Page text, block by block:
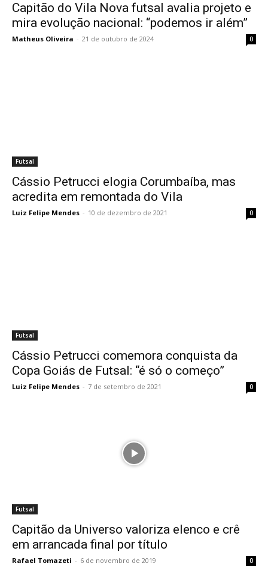
Capitão do Vila Nova futsal avalia projeto e
mira evolução nacional: “podemos ir além”
Matheus Oliveira - 21 de outubro de 2024 0
Futsal
Cássio Petrucci elogia Corumbaíba, mas
acredita em remontada do Vila
Luiz Felipe Mendes - 10 de dezembro de 2021 0
Futsal
Cássio Petrucci comemora conquista da
Copa Goiás de Futsal: “é só o começo”
Luiz Felipe Mendes - 7 de setembro de 2021 0
Futsal
Capitão da Universo valoriza elenco e crê
em arrancada final por título
Rafael Tomazeti - 6 de novembro de 2019 0